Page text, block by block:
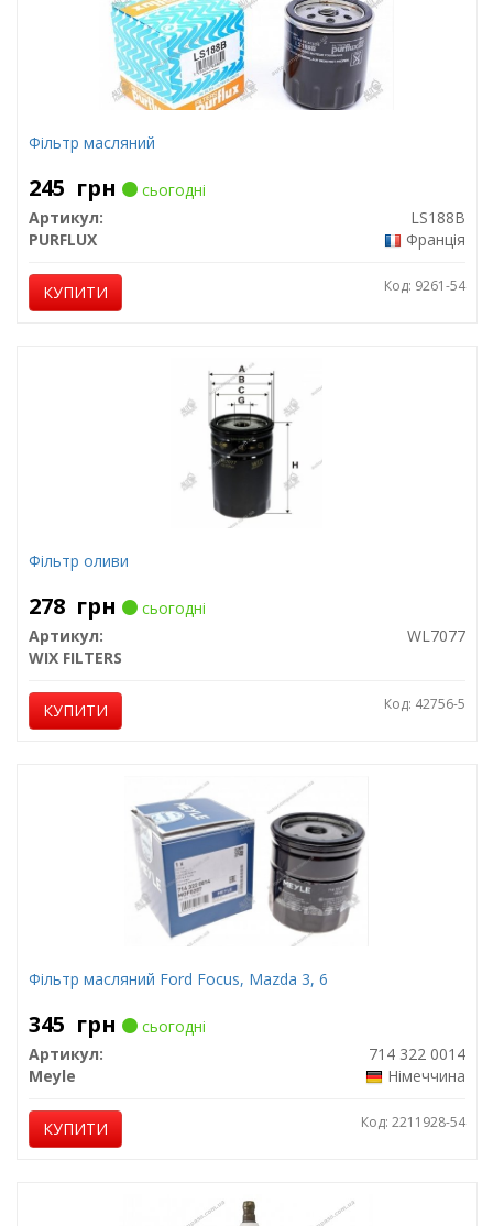
Фільтр масляний
245 грн
сьогодні
Артикул:
LS188B
PURFLUX
Франція
КУПИТИ Код: 9261-54
Фільтр оливи
278 грн
сьогодні
Артикул:
WL7077
WIX FILTERS
КУПИТИ Код: 42756-5
Фільтр масляний Ford Focus, Mazda 3, 6
345 грн
сьогодні
Артикул:
714 322 0014
Meyle
Німеччина
КУПИТИ Код: 2211928-54